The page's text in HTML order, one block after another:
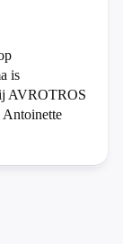
is
AVROTROS
Antoinette